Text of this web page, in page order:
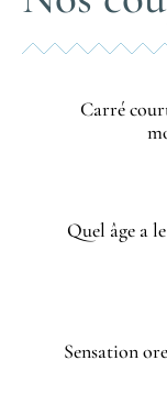
Carré
Quel âge a
Sensation